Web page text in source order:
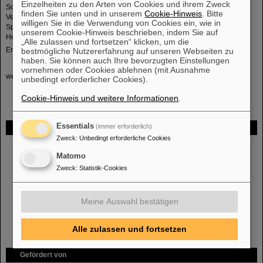
FAIR
Gefördert von
Schwerionenforschung und Beschleunigerentwicklung sowie die
Veröffentlichung der GSI Reihen GSI Scientific Reports und GSI Reports. Als
Spezialbibliothek kooperiert die Abteilung mit anderen Bibliotheken der
Helmholtz-Gemeinschaft.
Email:gsilibrary(at)gsi.de
webpage: 17.6.2026gsilibrary(at)gsi.de
Einzelheiten zu den Arten von Cookies und ihrem Zweck
finden Sie unten und in unseremCookie-Hinweis . Bitte
willigen Sie in die Verwendung von Cookies ein, wie in
unserem Cookie-Hinweis beschrieben, indem Sie auf
„Alle zulassen und fortsetzen“ klicken, um die
bestmögliche Nutzererfahrung auf unseren Webseiten zu
haben. Sie können auch Ihre bevorzugten Einstellungen
vornehmen oder Cookies ablehnen (mit Ausnahme
unbedingt erforderlicher Cookies).
Cookie-Hinweis und weitere Informationen
Essentials (immer erforderlich)
Zweck: Unbedingt erforderliche Cookies
Matomo
Zweck: Statistik-Cookies
Meine Auswahl bestätigen
Alle zulassen und fortsetzen